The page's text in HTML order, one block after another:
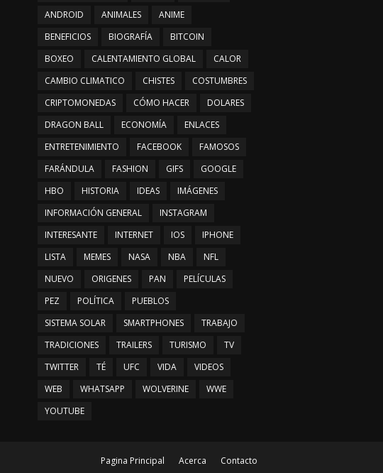
ANDROID
ANIMALES
ANIME
BENEFICIOS
BIOGRAFÍA
BITCOIN
BOXEO
CALENTAMIENTO GLOBAL
CALOR
CAMBIO CLIMATICO
CHISTES
COSTUMBRES
CRIPTOMONEDAS
CÓMO HACER
DOLARES
DRAGON BALL
ECONOMÍA
ENLACES
ENTRETENIMIENTO
FACEBOOK
FAMOSOS
FARÁNDULA
FASHION GIFS
GOOGLE
HBO
HISTORIA IDEAS
IMÁGENES
INFORMACIÓN GENERAL
INSTAGRAM
INTERESANTE
INTERNET IOS
IPHONE
LISTA
MEMES NASA NBA
NFL
NUEVO
ORIGENES PAN
PELÍCULAS
PEZ
POLÍTICA
PUEBLOS
SISTEMA SOLAR
SMARTPHONES
TRABAJO
TRADICIONES
TRAILERS TURISMO
TV
TWITTER
TÉ UFC VIDA
VIDEOS
WEB
WHATSAPP WOLVERINE
WWE
YOUTUBE
Pagina Principal Acerca Contacto